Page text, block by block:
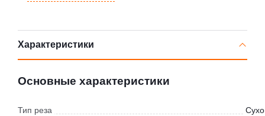
Характеристики
Основные характеристики
Тип реза